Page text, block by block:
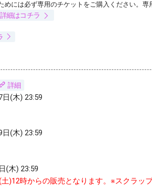
には必ず専用のチケットをご購入ください。専
細はコチラ
詳細
(木) 23:59
(木) 23:59
(木) 23:59
土)12時からの販売となります。※スクラッ